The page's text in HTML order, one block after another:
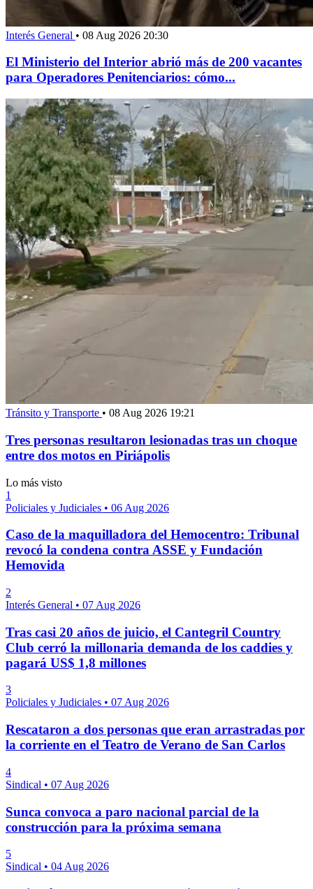
Interés General • 08 Aug 2026 20:30
El Ministerio del Interior abrió más de 200 vacantes
para Operadores Penitenciarios: cómo...
Tránsito y Transporte • 08 Aug 2026 19:21
Tres personas resultaron lesionadas tras un choque
entre dos motos en Piriápolis
Lo más visto
1
Policiales y Judiciales • 06 Aug 2026
Caso de la maquilladora del Hemocentro: Tribunal
revocó la condena contra ASSE y Fundación
Hemovida
2
Interés General • 07 Aug 2026
Tras casi 20 años de juicio, el Cantegril Country
Club cerró la millonaria demanda de los caddies y
pagará US$ 1,8 millones
3
Policiales y Judiciales • 07 Aug 2026
Rescataron a dos personas que eran arrastradas por
la corriente en el Teatro de Verano de San Carlos
4
Sindical • 07 Aug 2026
Sunca convoca a paro nacional parcial de la
construcción para la próxima semana
5
Sindical • 04 Aug 2026